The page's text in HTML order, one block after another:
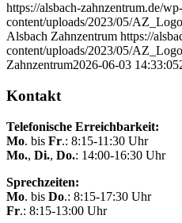
https://alsbach-zahnzentrum.de/wp-
content/uploads/2023/05/
Alsbach Zahnzentrum https://
content/uploads/2023/05/
Zahnzentrum2026-06-03 14:33:05
Kontakt
Telefonische Erreichbarkeit:
Mo. bis Fr.: 8:15-11:30 Uhr
Mo., Di., Do.: 14:00-16:30 Uhr
Sprechzeiten:
Mo. bis Do.: 8:15-17:30 Uhr
Fr.: 8:15-13:00 Uhr